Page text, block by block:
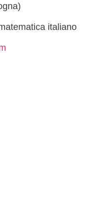
italiano